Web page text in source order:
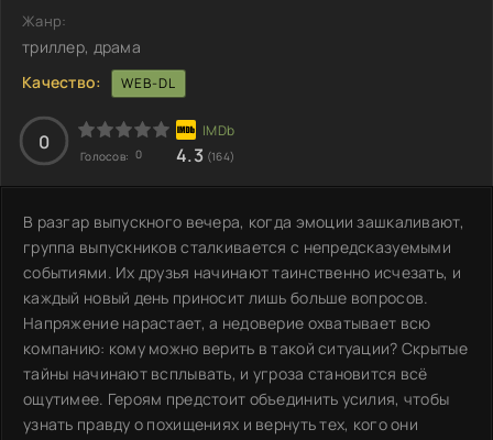
Жанр:
триллер, драма
Качество:
WEB-DL
0
Голосов: 0 4.3 (164)
В разгар выпускного вечера, когда эмоции зашкаливают,
группа выпускников сталкивается с непредсказуемыми
событиями. Их друзья начинают таинственно исчезать, и
каждый новый день приносит лишь больше вопросов.
Напряжение нарастает, а недоверие охватывает всю
компанию: кому можно верить в такой ситуации? Скрытые
тайны начинают всплывать, и угроза становится всё
ощутимее. Героям предстоит объединить усилия, чтобы
узнать правду о похищениях и вернуть тех, кого они